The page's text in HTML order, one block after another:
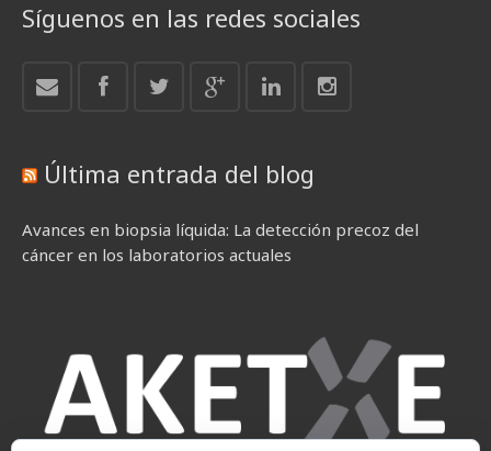
Síguenos en las redes sociales
Última entrada del blog
Avances en biopsia líquida: La detección precoz del
cáncer en los laboratorios actuales